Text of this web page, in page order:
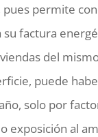
permite
factura
del
puede
solo por
exposición al